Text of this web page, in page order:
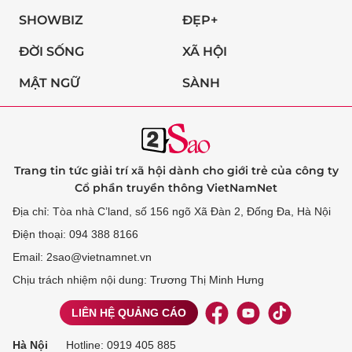
SHOWBIZ ĐẸP+
ĐỜI SỐNG XÃ HỘI
MẬT NGỮ SÀNH
Trang tin tức giải trí xã hội dành cho giới trẻ của công ty
Cổ phần truyền thông VietNamNet
Địa chỉ: Tòa nhà C’land, số 156 ngõ Xã Đàn 2, Đống Đa, Hà Nội
Điện thoại: 094 388 8166
Email: 2sao@vietnamnet.vn
Chịu trách nhiệm nội dung: Trương Thị Minh Hưng
LIÊN HỆ QUẢNG CÁO
Hà Nội Hotline: 0919 405 885